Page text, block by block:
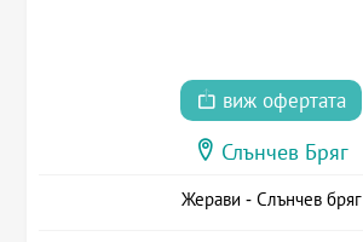
виж офертата
Слънчев Бряг
Жерави - Слънчев бряг